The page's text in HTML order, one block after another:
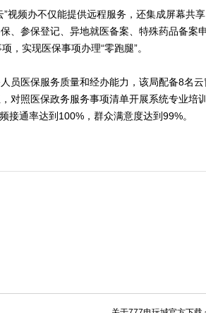
频办不仅能提供远程服务，还集成屏幕共
、参保登记、异地就医备案、特殊药品备案
，实现医保事项办理“零跑腿”。
医保服务质量和经办能力，该局配备8名云
对照医保政务服务事项清单开展系统专业培
接通率达到100%，群众满意度达到99%。